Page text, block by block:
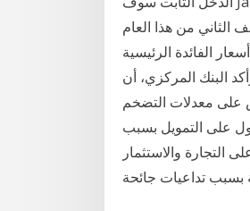
الثاني من هذا العام
الفائدة الرئيسية
وسعر فائدة الإقراض عند 13.25 في المئة. وأكد البنك المركزي، أن
على معدلات التضخم
على التمويل بسبب
وقت تراجع العائد على التجارة والاستثمار
بسبب تداعيات جائحة